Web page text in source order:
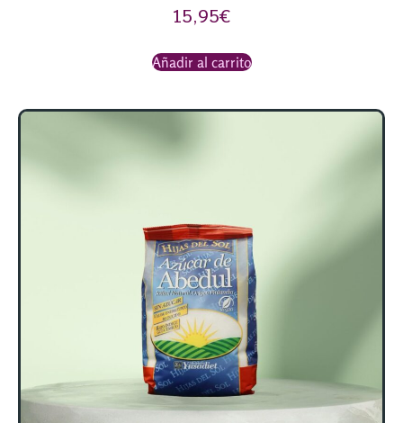
15,95€
Añadir al carrito